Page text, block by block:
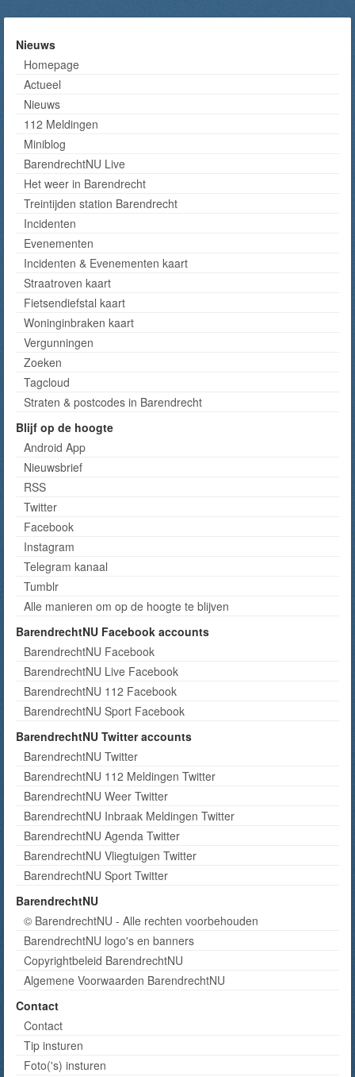
Nieuws
Homepage
Actueel
Nieuws
112 Meldingen
Miniblog
BarendrechtNU Live
Het weer in Barendrecht
Treintijden station Barendrecht
Incidenten
Evenementen
Incidenten & Evenementen kaart
Straatroven kaart
Fietsendiefstal kaart
Woninginbraken kaart
Vergunningen
Zoeken
Tagcloud
Straten & postcodes in Barendrecht
Blijf op de hoogte
Android App
Nieuwsbrief
RSS
Twitter
Facebook
Instagram
Telegram kanaal
Tumblr
Alle manieren om op de hoogte te blijven
BarendrechtNU Facebook accounts
BarendrechtNU Facebook
BarendrechtNU Live Facebook
BarendrechtNU 112 Facebook
BarendrechtNU Sport Facebook
BarendrechtNU Twitter accounts
BarendrechtNU Twitter
BarendrechtNU 112 Meldingen Twitter
BarendrechtNU Weer Twitter
BarendrechtNU Inbraak Meldingen Twitter
BarendrechtNU Agenda Twitter
BarendrechtNU Vliegtuigen Twitter
BarendrechtNU Sport Twitter
BarendrechtNU
© BarendrechtNU - Alle rechten voorbehouden
BarendrechtNU logo's en banners
Copyrightbeleid BarendrechtNU
Algemene Voorwaarden BarendrechtNU
Contact
Contact
Tip insturen
Foto('s) insturen